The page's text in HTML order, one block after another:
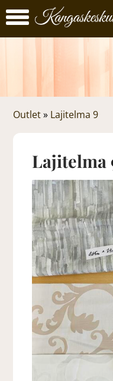
Outlet » Lajitelma 9
Lajitelma